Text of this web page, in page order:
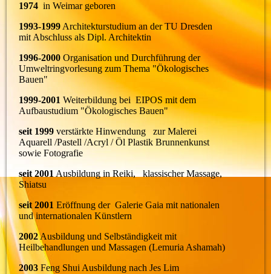
1974 in Weimar geboren
1993-1999 Architekturstudium an der TU Dresden
mit Abschluss als Dipl. Architektin
1996-2000 Organisation und Durchführung der
Umweltringvorlesung zum Thema "Ökologisches
Bauen"
1999-2001 Weiterbildung bei EIPOS mit dem
Aufbaustudium "Ökologisches Bauen"
seit 1999 verstärkte Hinwendung zur Malerei
Aquarell /Pastell /Acryl / Öl Plastik Brunnenkunst
sowie Fotografie
seit 2001 Ausbildung in Reiki, klassischer Massage,
Shiatsu
seit 2001 Eröffnung der Galerie Gaia mit nationalen
und internationalen Künstlern
2002Ausbildung und Selbständigkeit mit
Heilbehandlungen und Massagen (Lemuria Ashamah)
2003 Feng Shui Ausbildung nach Jes Lim